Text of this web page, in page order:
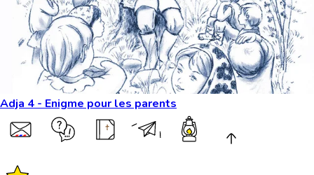
Adja 4 - Enigme pour les parents